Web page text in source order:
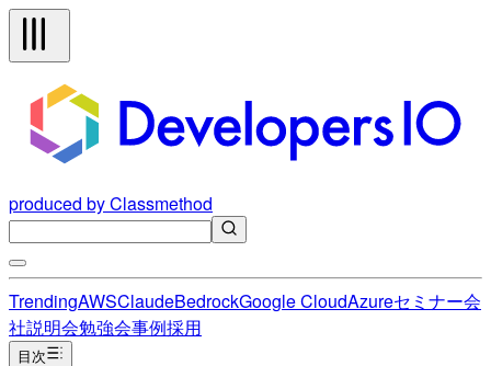
produced by Classmethod
TrendingAWSClaudeBedrockGoogle CloudAzureセミナー会
社説明会勉強会事例採用
目次